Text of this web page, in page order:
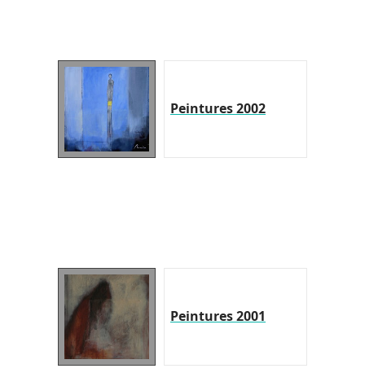
Peintures 2002
Peintures 2001